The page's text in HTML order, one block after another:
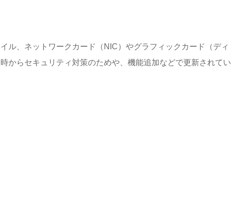
ル、ネットワークカード（NIC）やグラフィックカード（ディ
からセキュリティ対策のためや、機能追加などで更新されてい